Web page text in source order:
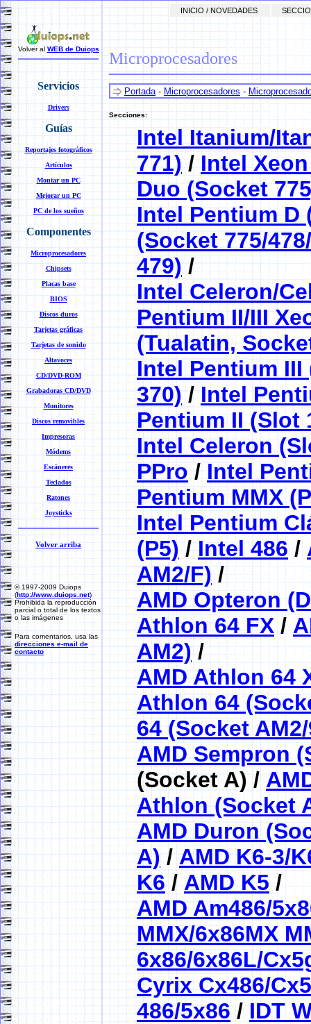
INICIO / NOVEDADES
Volver al WEB de Duiops
Servicios
Drivers
Guías
Reportajes fotográficos
Artículos
Montar un PC
Mejorar un PC
PC de los sueños
Componentes
Microprocesadores
Chipsets
Placas base
BIOS
Discos duros
Tarjetas gráficas
Tarjetas de sonido
Altavoces
CD/DVD-ROM
Grabadoras CD/DVD
Monitores
Discos removibles
Impresoras
Módems
Escáneres
Teclados
Ratones
Joysticks
Volver arriba
© 1997-2009 Duiops
(http://www.duiops.net)
Prohibida la reproducción
parcial o total de los textos
o las imágenes
Para comentarios, usa las
direcciones e-mail de
contacto
Microprocesadores
Portada- Microprocesadores -
Secciones:
Intel Itanium/
771)/Intel
Duo (Socket
Intel Pentium D
(Socket 775/
479)/
Intel Celeron/
Pentium II/III
(Tualatin,
Intel Pentium
370)/Intel
Pentium II (Slot
Intel Celeron
PPro/Intel
Pentium MMX
Intel Pentium
(P5)/Intel 486/
AM2/F)/
AMD Opteron
Athlon 64 FX/
AM2)/
AMD Athlon 64
Athlon 64
64 (Socket
AMD Sempron
(Socket A) /
Athlon (Socket
AMD Duron
A)/AMD K6-3/
K6/AMD K5 /
AMD Am486/
MMX/6x86MX
6x86/6x86L/
Cyrix Cx486/
486/5x86/IDT